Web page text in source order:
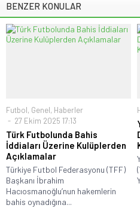
BENZER KONULAR
Futbol, Genel, Haberler
27 Ekim 2025 17:13
Türk Futbolunda Bahis
İddiaları Üzerine Kulüplerden
Açıklamalar
Türkiye Futbol Federasyonu (TFF)
Başkanı İbrahim
Hacıosmanoğlu’nun hakemlerin
bahis oynadığına...